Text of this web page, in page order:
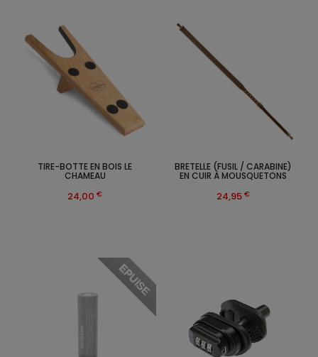
TIRE-BOTTE EN BOIS LE
CHAMEAU
24,00 €
BRETELLE (FUSIL / CARABINE)
EN CUIR À MOUSQUETONS
24,95 €
EPUISE